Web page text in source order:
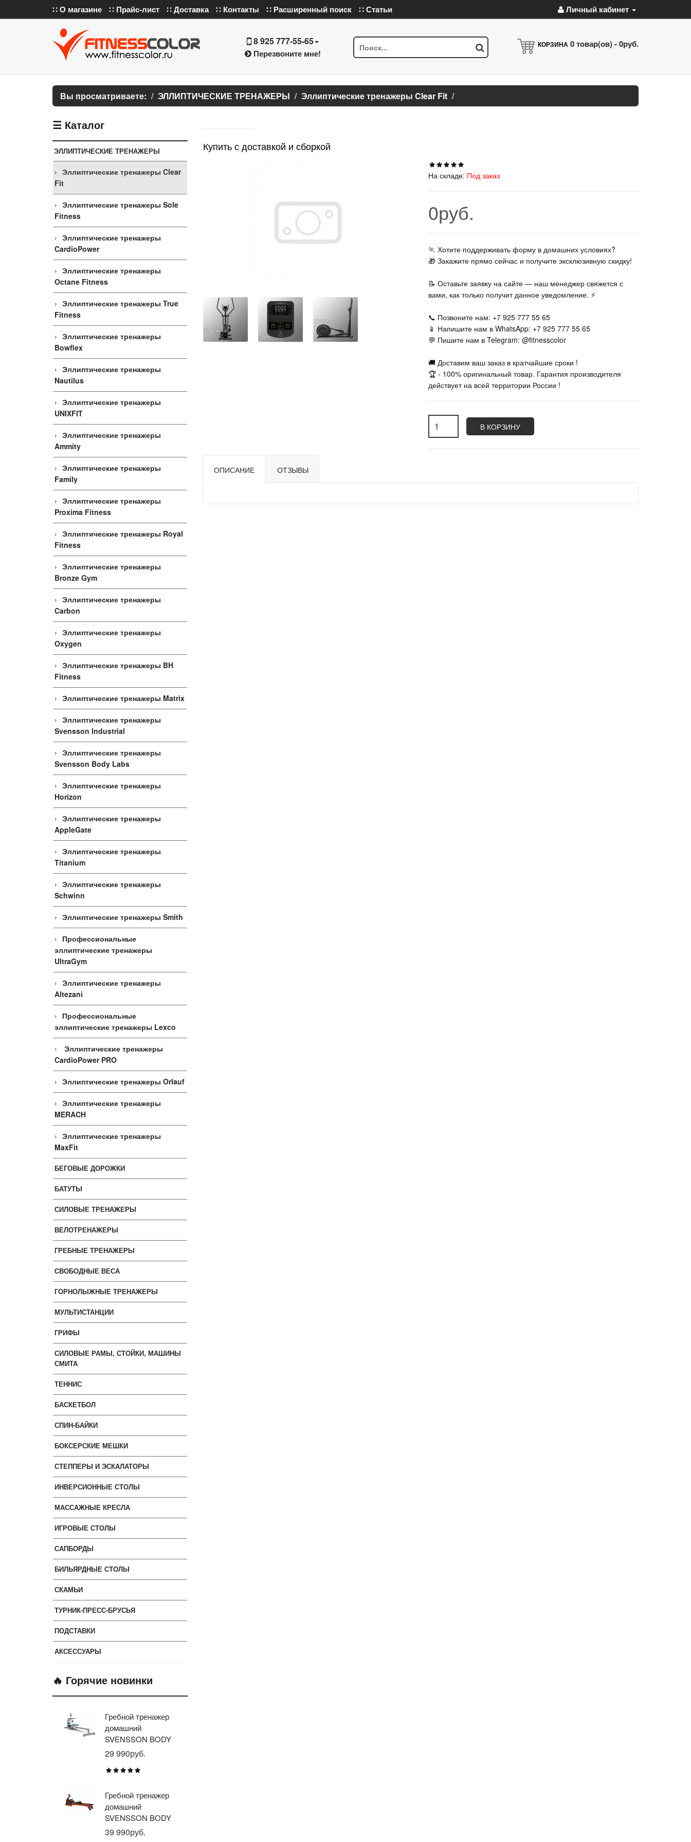
∷ О магазине ∷ Прайс-лист ∷ Доставка ∷ Контакты ∷ Расширенный поиск ∷ Статьи Личный кабинет
8 925 777-55-65
Перезвоните мне!
КОРЗИНА 0товар(ов) -0руб.
Вы просматриваете: ЭЛЛИПТИЧЕСКИЕ ТРЕНАЖЕРЫ Эллиптические тренажеры Clear Fit
☰ Каталог
ЭЛЛИПТИЧЕСКИЕ ТРЕНАЖЕРЫ
Эллиптические тренажеры Clear
Fit
Эллиптические тренажеры Sole
Fitness
Эллиптические тренажеры
CardioPower
Эллиптические тренажеры
Octane Fitness
Эллиптические тренажеры True
Fitness
Эллиптические тренажеры
Bowflex
Эллиптические тренажеры
Nautilus
Эллиптические тренажеры
UNIXFIT
Эллиптические тренажеры
Ammity
Эллиптические тренажеры
Family
Эллиптические тренажеры
Proxima Fitness
Эллиптические тренажеры Royal
Fitness
Эллиптические тренажеры
Bronze Gym
Эллиптические тренажеры
Carbon
Эллиптические тренажеры
Oxygen
Эллиптические тренажеры BH
Fitness
Эллиптические тренажеры Matrix
Эллиптические тренажеры
Svensson Industrial
Эллиптические тренажеры
Svensson Body Labs
Эллиптические тренажеры
Horizon
Эллиптические тренажеры
AppleGate
Эллиптические тренажеры
Titanium
Эллиптические тренажеры
Schwinn
Эллиптические тренажеры Smith
Профессиональные
эллиптические тренажеры
UltraGym
Эллиптические тренажеры
Altezani
Профессиональные
эллиптические тренажеры Lexco
Эллиптические тренажеры
CardioPower PRO
Эллиптические тренажеры Orlauf
Эллиптические тренажеры
MERACH
Эллиптические тренажеры
MaxFit
БЕГОВЫЕ ДОРОЖКИ
БАТУТЫ
СИЛОВЫЕ ТРЕНАЖЕРЫ
ВЕЛОТРЕНАЖЕРЫ
ГРЕБНЫЕ ТРЕНАЖЕРЫ
СВОБОДНЫЕ ВЕСА
ГОРНОЛЫЖНЫЕ ТРЕНАЖЕРЫ
МУЛЬТИСТАНЦИИ
ГРИФЫ
СИЛОВЫЕ РАМЫ, СТОЙКИ, МАШИНЫ
СМИТА
ТЕННИС
БАСКЕТБОЛ
СПИН-БАЙКИ
БОКСЕРСКИЕ МЕШКИ
СТЕППЕРЫ И ЭСКАЛАТОРЫ
ИНВЕРСИОННЫЕ СТОЛЫ
МАССАЖНЫЕ КРЕСЛА
ИГРОВЫЕ СТОЛЫ
САПБОРДЫ
БИЛЬЯРДНЫЕ СТОЛЫ
СКАМЬИ
ТУРНИК-ПРЕСС-БРУСЬЯ
ПОДСТАВКИ
АКСЕССУАРЫ
🔥 Горячие новинки
Гребной тренажер
домашний
SVENSSON BODY
LABS WHEELO
29 990руб.
Гребной тренажер
домашний
SVENSSON BODY
LABS WAVERUN
39 990руб.
Купить с доставкой и сборкой
На складе: Под заказ
0руб.
🏃‍ Хотите поддерживать форму в домашних условиях?
🎁 Закажите прямо сейчас и получите эксклюзивную скидку!
📝 Оставьте заявку на сайте — наш менеджер свяжется с
вами, как только получит данное уведомление. ⚡
📞 Позвоните нам: +7 925 777 55 65
📱 Напишите нам в WhatsApp: +7 925 777 55 65
💬 Пишите нам в Telegram: @fitnesscolor
🚚 Доставим ваш заказ в кратчайшие сроки !
🏆 - 100% оригинальный товар. Гарантия производителя
действует на всей территории России !
В КОРЗИНУ
ОПИСАНИЕ ОТЗЫВЫ